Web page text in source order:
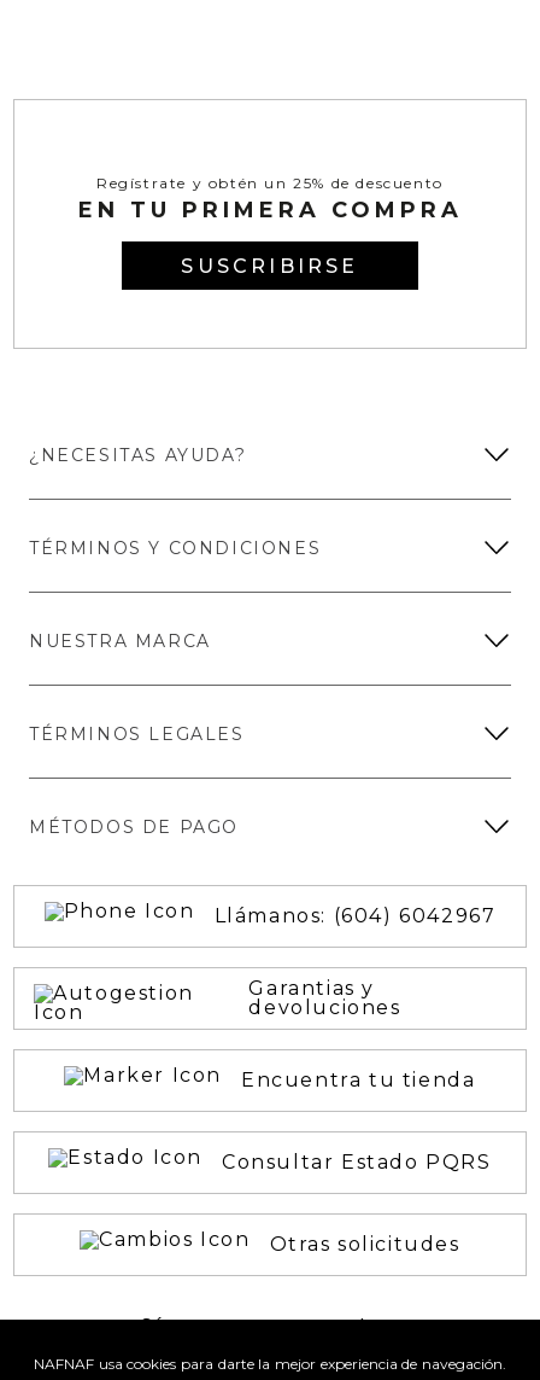
NAFNAF usa cookies para darte la mejor experiencia de navegación.
Regístrate y obtén un 25% de descuento
EN TU PRIMERA COMPRA
SUSCRIBIRSE
¿NECESITAS AYUDA?
TÉRMINOS Y CONDICIONES
NUESTRA MARCA
TÉRMINOS LEGALES
MÉTODOS DE PAGO
Llámanos: (604) 6042967
Garantias y
devoluciones
Encuentra tu tienda
Consultar Estado PQRS
Otras solicitudes
¡Síguenos en nuestras